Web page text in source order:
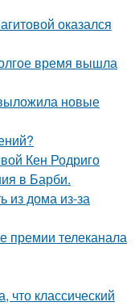
оказался
время вышла
новые
Кен Родриго
в Барби.
из дома из-за
премии телеканала
что классический